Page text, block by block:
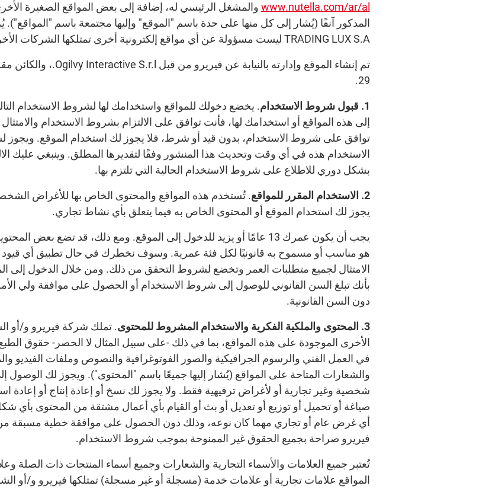
www.nutella.com/ar/al والمشغل الرئيسي له، إضافة إلى بعض المواقع الصغيرة
TRADING LUX S.A ليست مسؤولة عن أي مواقع إلكترونية أخرى تمتلكها الشركات الأخرى التابعة لمجموعة فيريرو.
29.
1. قبول شروط الاستخدام
. يخضع دخولك للمواقع واستخدامك لها لشروط الاستخدام
إلى هذه المواقع أو استخدامك لها، فأنت توافق على الالتزام بشروط الاستخدام والامتثال
توافق على شروط الاستخدام، بدون قيد أو شرط، فلا يجوز لك استخدام الموقع. ويجوز
الاستخدام هذه في أي وقت وتحديث هذا المنشور وفقًا لتقديرها المطلق. وينبغي عليك
بشكل دوري للاطلاع على شروط الاستخدام الحالية التي تلتزم بها.
2. الاستخدام المقرر للمواقع
. تُستخدم هذه المواقع والمحتوى الخاص بها للأغراض
يجوز لك استخدام الموقع أو المحتوى الخاص به فيما يتعلق بأي نشاط تجاري.
يجب أن يكون عمرك 13 عامًا أو يزيد للدخول إلى الموقع. ومع ذلك، قد تضع
هو مناسب أو مسموح به قانونيًا لكل فئة عمرية. وسوف نخطرك في حال تطبيق أي قيود
الامتثال لجميع متطلبات العمر وتخضع لشروط التحقق من ذلك. ومن خلال الدخول إلى
بأنك تبلغ السن القانوني للوصول إلى شروط الاستخدام أو الحصول على موافقة ولي
دون السن القانونية.
3. المحتوى والملكية الفكرية والاستخدام المشروط للمحتوى
. تملك شركة فيريرو و/أو
الأخرى الموجودة على هذه المواقع، بما في ذلك -على سبيل المثال لا الحصر- حقوق
في العمل الفني والرسوم الجرافيكية والصور الفوتوغرافية والنصوص وملفات الفيديو
والشعارات المتاحة على المواقع (يُشار إليها جميعًا باسم "المحتوى"). ويجوز لك الوصول
شخصية وغير تجارية أو لأغراض ترفيهية فقط. ولا يجوز لك نسخ أو إعادة إنتاج أو إعادة
صياغة أو تحميل أو توزيع أو تعديل أو بث أو القيام بأي أعمال مشتقة من المحتوى بأي
أي غرض عام أو تجاري مهما كان نوعه، وذلك دون الحصول على موافقة خطية مسبقة من
فيريرو صراحة بجميع الحقوق غير الممنوحة بموجب شروط الاستخدام.
تُعتبر جميع العلامات والأسماء التجارية والشعارات وجميع أسماء المنتجات ذات الصلة
المواقع علامات تجارية أو علامات خدمة (مسجلة أو غير مسجلة) تمتلكها فيريرو و/أو